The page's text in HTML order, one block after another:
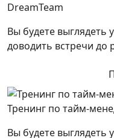
DreamTeam
Вы будете выглядеть
доводить встречи до
Тренинг по тайм-
Вы будете выглядеть